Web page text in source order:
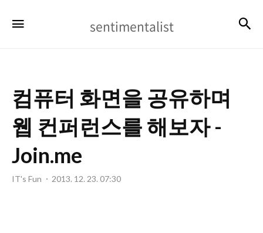
sentimentalist
컴퓨터 화면을 공유하며
웹 컨퍼런스를 해보자 -
Join.me
IT's Fun 2013. 12. 23. 07:30